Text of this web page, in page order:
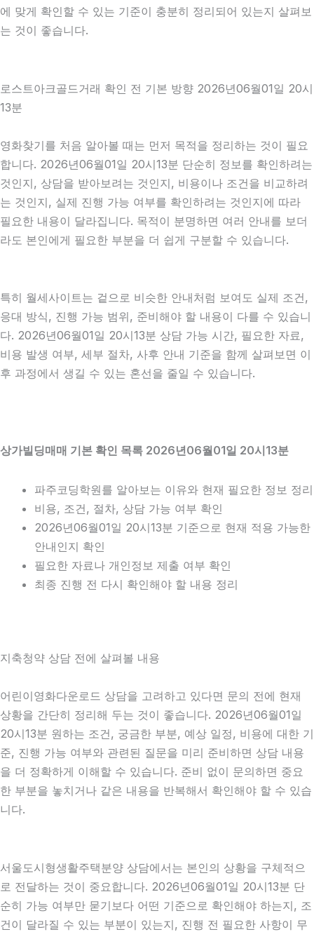
에 맞게 확인할 수 있는 기준이 충분히 정리되어 있는지 살펴보
는 것이 좋습니다.
로스트아크골드거래 확인 전 기본 방향 2026년06월01일 20시
13분
영화찾기를 처음 알아볼 때는 먼저 목적을 정리하는 것이 필요
합니다. 2026년06월01일 20시13분 단순히 정보를 확인하려는
것인지, 상담을 받아보려는 것인지, 비용이나 조건을 비교하려
는 것인지, 실제 진행 가능 여부를 확인하려는 것인지에 따라
필요한 내용이 달라집니다. 목적이 분명하면 여러 안내를 보더
라도 본인에게 필요한 부분을 더 쉽게 구분할 수 있습니다.
특히 월세사이트는 겉으로 비슷한 안내처럼 보여도 실제 조건,
응대 방식, 진행 가능 범위, 준비해야 할 내용이 다를 수 있습니
다. 2026년06월01일 20시13분 상담 가능 시간, 필요한 자료,
비용 발생 여부, 세부 절차, 사후 안내 기준을 함께 살펴보면 이
후 과정에서 생길 수 있는 혼선을 줄일 수 있습니다.
상가빌딩매매 기본 확인 목록 2026년06월01일 20시13분
파주코딩학원를 알아보는 이유와 현재 필요한 정보 정리
비용, 조건, 절차, 상담 가능 여부 확인
2026년06월01일 20시13분 기준으로 현재 적용 가능한
안내인지 확인
필요한 자료나 개인정보 제출 여부 확인
최종 진행 전 다시 확인해야 할 내용 정리
지축청약 상담 전에 살펴볼 내용
어린이영화다운로드 상담을 고려하고 있다면 문의 전에 현재
상황을 간단히 정리해 두는 것이 좋습니다. 2026년06월01일
20시13분 원하는 조건, 궁금한 부분, 예상 일정, 비용에 대한 기
준, 진행 가능 여부와 관련된 질문을 미리 준비하면 상담 내용
을 더 정확하게 이해할 수 있습니다. 준비 없이 문의하면 중요
한 부분을 놓치거나 같은 내용을 반복해서 확인해야 할 수 있습
니다.
서울도시형생활주택분양 상담에서는 본인의 상황을 구체적으
로 전달하는 것이 중요합니다. 2026년06월01일 20시13분 단
순히 가능 여부만 묻기보다 어떤 기준으로 확인해야 하는지, 조
건이 달라질 수 있는 부분이 있는지, 진행 전 필요한 사항이 무